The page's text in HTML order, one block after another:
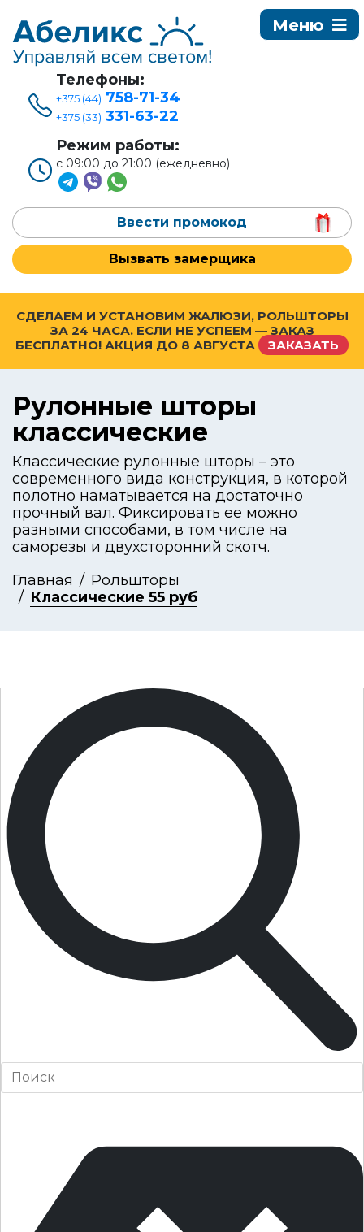
Телефоны:
+375 (44) 758-71-34
+375 (33) 331-63-22
Режим работы:
с 09:00 до 21:00 (ежедневно)
Ввести промокод
Вызвать замерщика
СДЕЛАЕМ И УСТАНОВИМ ЖАЛЮЗИ, РОЛЬШТОРЫ
ЗА 24 ЧАСА. ЕСЛИ НЕ УСПЕЕМ — ЗАКАЗ
БЕСПЛАТНО! АКЦИЯ ДО 8 АВГУСТА ЗАКАЗАТЬ
Рулонные шторы
классические
Классические рулонные шторы – это
современного вида конструкция, в которой
полотно наматывается на достаточно
прочный вал. Фиксировать ее можно
разными способами, в том числе на
саморезы и двухсторонний скотч.
Главная
Рольшторы
Классические 55 руб